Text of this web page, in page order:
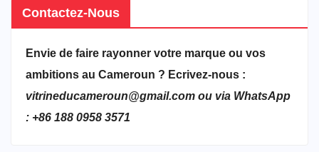
Contactez-Nous
Envie de faire rayonner votre marque ou vos
ambitions au Cameroun ? Ecrivez-nous :
vitrineducameroun@gmail.com ou via WhatsApp
: +86 188 0958 3571